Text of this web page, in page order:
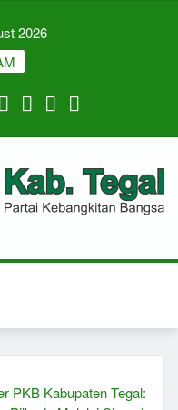
2026
PKB Kabupaten Tegal: